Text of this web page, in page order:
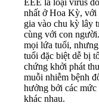
EEE là loại virus
nhất ở Hoa Kỳ, với
gia vào chu kỳ lây
cùng với con
mọi lứa tuổi,
tuổi đặc biệt dễ bị
chứng khởi phát
muỗi nhiễm bệnh
hưởng bởi các
khác nhau.